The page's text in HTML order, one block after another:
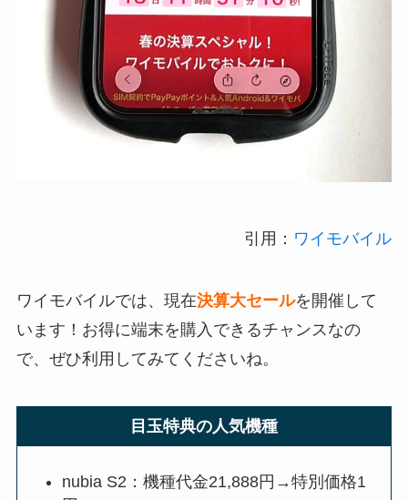
引用： ワイモバイル
ワイモバイルでは、現在決算大セールを開催して
います！お得に端末を購入できるチャンスなの
で、ぜひ利用してみてくださいね。
目玉特典の人気機種
nubia S2：機種代金21,888円→特別価格1